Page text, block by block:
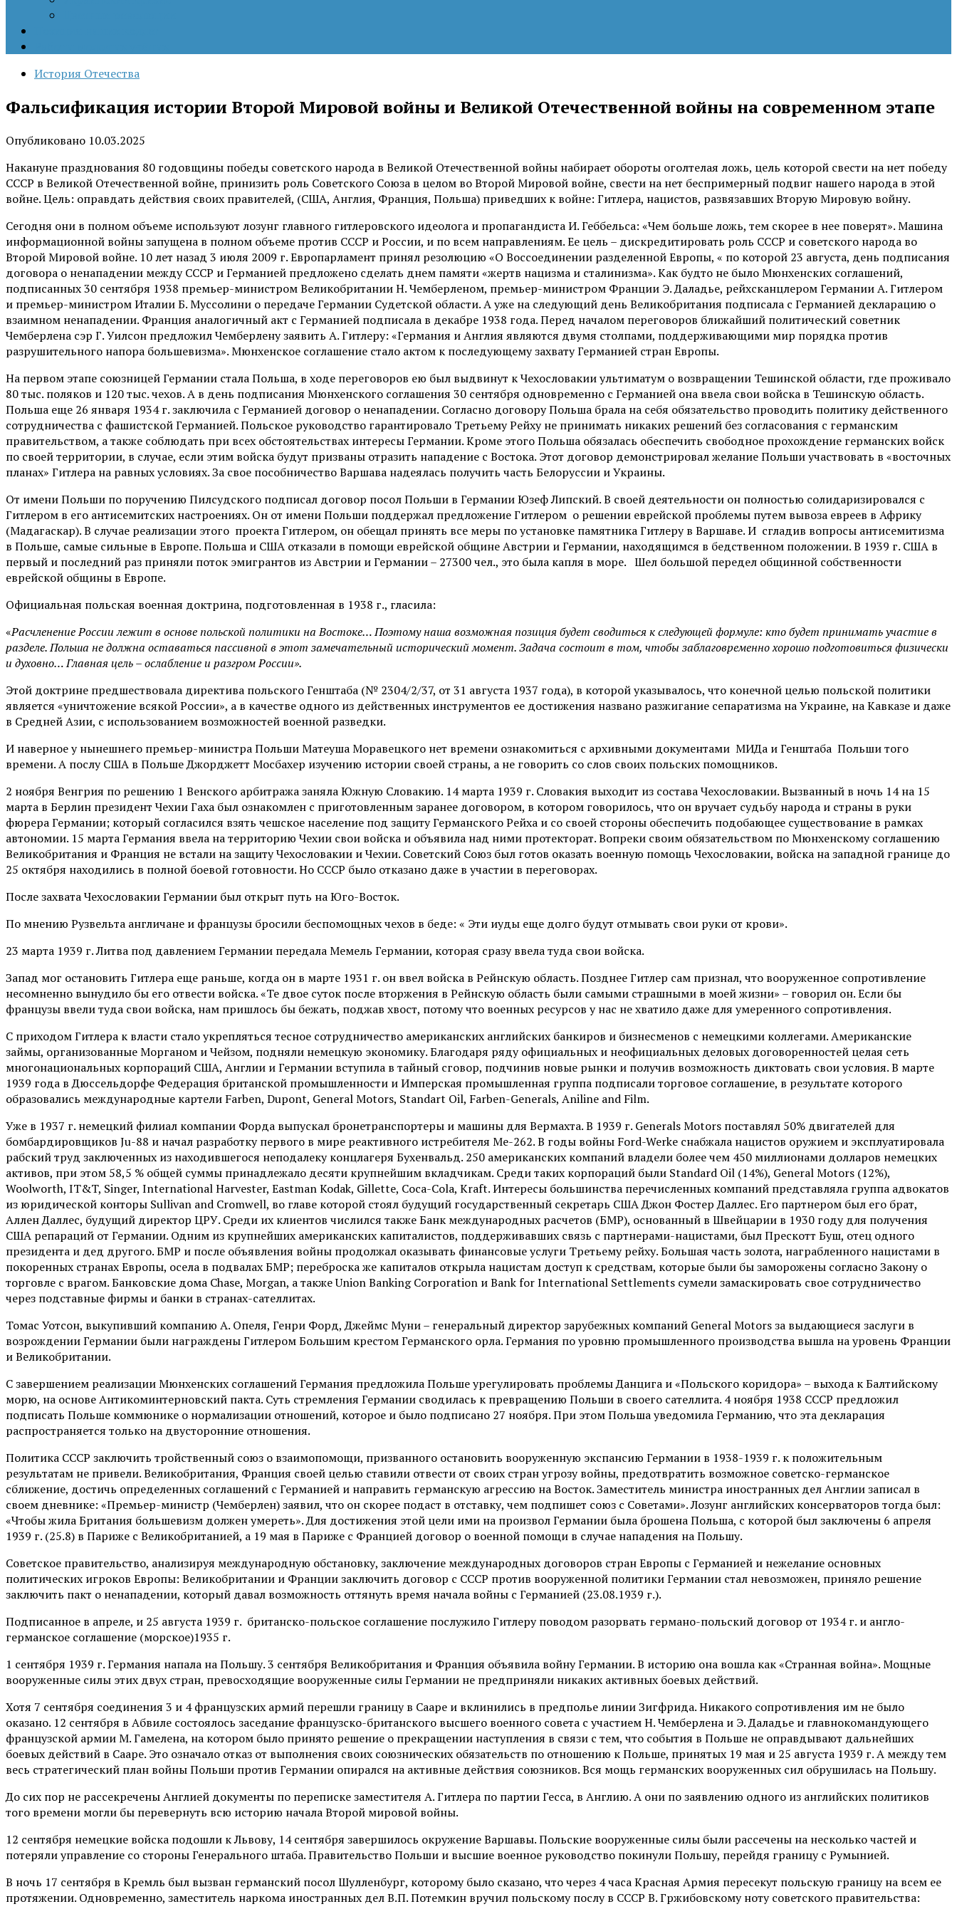
История Отечества
Фальсификация истории Второй Мировой войны и Великой Отечественной войны на современном этапе
Опубликовано 10.03.2025
Накануне празднования 80 годовщины победы советского народа в Великой Отечественной войны набирает обороты оголтелая ложь, цель которой свести на нет победу
СССР в Великой Отечественной войне, принизить роль Советского Союза в целом во Второй Мировой войне, свести на нет беспримерный подвиг нашего народа в этой
войне. Цель: оправдать действия своих правителей, (США, Англия, Франция, Польша) приведших к войне: Гитлера, нацистов, развязавших Вторую Мировую войну.
Сегодня они в полном объеме используют лозунг главного гитлеровского идеолога и пропагандиста И. Геббельса: «Чем больше ложь, тем скорее в нее поверят». Машина
информационной войны запущена в полном объеме против СССР и России, и по всем направлениям. Ее цель – дискредитировать роль СССР и советского народа во
Второй Мировой войне. 10 лет назад 3 июля 2009 г. Европарламент принял резолюцию «О Воссоединении разделенной Европы, « по которой 23 августа, день подписания
договора о ненападении между СССР и Германией предложено сделать днем памяти «жертв нацизма и сталинизма». Как будто не было Мюнхенских соглашений,
подписанных 30 сентября 1938 премьер-министром Великобритании Н. Чемберленом, премьер-министром Франции Э. Даладье, рейхсканцлером Германии А. Гитлером
и премьер-министром Италии Б. Муссолини о передаче Германии Судетской области. А уже на следующий день Великобритания подписала с Германией декларацию о
взаимном ненападении. Франция аналогичный акт с Германией подписала в декабре 1938 года. Перед началом переговоров ближайший политический советник
Чемберлена сэр Г. Уилсон предложил Чемберлену заявить А. Гитлеру: «Германия и Англия являются двумя столпами, поддерживающими мир порядка против
разрушительного напора большевизма». Мюнхенское соглашение стало актом к последующему захвату Германией стран Европы.
На первом этапе союзницей Германии стала Польша, в ходе переговоров ею был выдвинут к Чехословакии ультиматум о возвращении Тешинской области, где проживало
80 тыс. поляков и 120 тыс. чехов. А в день подписания Мюнхенского соглашения 30 сентября одновременно с Германией она ввела свои войска в Тешинскую область.
Польша еще 26 января 1934 г. заключила с Германией договор о ненападении. Согласно договору Польша брала на себя обязательство проводить политику действенного
сотрудничества с фашистской Германией. Польское руководство гарантировало Третьему Рейху не принимать никаких решений без согласования с германским
правительством, а также соблюдать при всех обстоятельствах интересы Германии. Кроме этого Польша обязалась обеспечить свободное прохождение германских войск
по своей территории, в случае, если этим войска будут призваны отразить нападение с Востока. Этот договор демонстрировал желание Польши участвовать в «восточных
планах» Гитлера на равных условиях. За свое пособничество Варшава надеялась получить часть Белоруссии и Украины.
От имени Польши по поручению Пилсудского подписал договор посол Польши в Германии Юзеф Липский. В своей деятельности он полностью солидаризировался с
Гитлером в его антисемитских настроениях. Он от имени Польши поддержал предложение Гитлером о решении еврейской проблемы путем вывоза евреев в Африку
(Мадагаскар). В случае реализации этого проекта Гитлером, он обещал принять все меры по установке памятника Гитлеру в Варшаве. И сгладив вопросы антисемитизма
в Польше, самые сильные в Европе. Польша и США отказали в помощи еврейской общине Австрии и Германии, находящимся в бедственном положении. В 1939 г. США в
первый и последний раз приняли поток эмигрантов из Австрии и Германии – 27300 чел., это была капля в море. Шел большой передел общинной собственности
еврейской общины в Европе.
Официальная польская военная доктрина, подготовленная в 1938 г., гласила:
«Расчленение России лежит в основе польской политики на Востоке… Поэтому наша возможная позиция будет сводиться к следующей формуле: кто будет принимать участие в
разделе. Польша не должна оставаться пассивной в этот замечательный исторический момент. Задача состоит в том, чтобы заблаговременно хорошо подготовиться физически
и духовно… Главная цель – ослабление и разгром России».
Этой доктрине предшествовала директива польского Генштаба (№ 2304/2/37, от 31 августа 1937 года), в которой указывалось, что конечной целью польской политики
является «уничтожение всякой России», а в качестве одного из действенных инструментов ее достижения названо разжигание сепаратизма на Украине, на Кавказе и даже
в Средней Азии, с использованием возможностей военной разведки.
И наверное у нынешнего премьер-министра Польши Матеуша Моравецкого нет времени ознакомиться с архивными документами МИДа и Генштаба Польши того
времени. А послу США в Польше Джорджетт Мосбахер изучению истории своей страны, а не говорить со слов своих польских помощников.
2 ноября Венгрия по решению 1 Венского арбитража заняла Южную Словакию. 14 марта 1939 г. Словакия выходит из состава Чехословакии. Вызванный в ночь 14 на 15
марта в Берлин президент Чехии Гаха был ознакомлен с приготовленным заранее договором, в котором говорилось, что он вручает судьбу народа и страны в руки
фюрера Германии; который согласился взять чешское население под защиту Германского Рейха и со своей стороны обеспечить подобающее существование в рамках
автономии. 15 марта Германия ввела на территорию Чехии свои войска и объявила над ними протекторат. Вопреки своим обязательством по Мюнхенскому соглашению
Великобритания и Франция не встали на защиту Чехословакии и Чехии. Советский Союз был готов оказать военную помощь Чехословакии, войска на западной границе до
25 октября находились в полной боевой готовности. Но СССР было отказано даже в участии в переговорах.
После захвата Чехословакии Германии был открыт путь на Юго-Восток.
По мнению Рузвельта англичане и французы бросили беспомощных чехов в беде: « Эти иуды еще долго будут отмывать свои руки от крови».
23 марта 1939 г. Литва под давлением Германии передала Мемель Германии, которая сразу ввела туда свои войска.
Запад мог остановить Гитлера еще раньше, когда он в марте 1931 г. он ввел войска в Рейнскую область. Позднее Гитлер сам признал, что вооруженное сопротивление
несомненно вынудило бы его отвести войска. «Те двое суток после вторжения в Рейнскую область были самыми страшными в моей жизни» – говорил он. Если бы
французы ввели туда свои войска, нам пришлось бы бежать, поджав хвост, потому что военных ресурсов у нас не хватило даже для умеренного сопротивления.
С приходом Гитлера к власти стало укрепляться тесное сотрудничество американских английских банкиров и бизнесменов с немецкими коллегами. Американские
займы, организованные Морганом и Чейзом, подняли немецкую экономику. Благодаря ряду официальных и неофициальных деловых договоренностей целая сеть
многонациональных корпораций США, Англии и Германии вступила в тайный сговор, подчинив новые рынки и получив возможность диктовать свои условия. В марте
1939 года в Дюссельдорфе Федерация британской промышленности и Имперская промышленная группа подписали торговое соглашение, в результате которого
образовались международные картели Farben, Dupont, General Motors, Standart Oil, Farben-Generals, Aniline and Film.
Уже в 1937 г. немецкий филиал компании Форда выпускал бронетранспортеры и машины для Вермахта. В 1939 г. Generals Motors поставлял 50% двигателей для
бомбардировщиков Ju-88 и начал разработку первого в мире реактивного истребителя Me-262. В годы войны Ford-Werke снабжала нацистов оружием и эксплуатировала
рабский труд заключенных из находившегося неподалеку концлагеря Бухенвальд. 250 американских компаний владели более чем 450 миллионами долларов немецких
активов, при этом 58,5 % общей суммы принадлежало десяти крупнейшим вкладчикам. Среди таких корпораций были Standard Oil (14%), General Motors (12%),
Woolworth, IT&T, Singer, International Harvester, Eastman Kodak, Gillette, Coca-Cola, Kraft. Интересы большинства перечисленных компаний представляла группа адвокатов
из юридической конторы Sullivan and Cromwell, во главе которой стоял будущий государственный секретарь США Джон Фостер Даллес. Его партнером был его брат,
Аллен Даллес, будущий директор ЦРУ. Среди их клиентов числился также Банк международных расчетов (БМР), основанный в Швейцарии в 1930 году для получения
США репараций от Германии. Одним из крупнейших американских капиталистов, поддерживавших связь с партнерами-нацистами, был Прескотт Буш, отец одного
президента и дед другого. БМР и после объявления войны продолжал оказывать финансовые услуги Третьему рейху. Большая часть золота, награбленного нацистами в
покоренных странах Европы, осела в подвалах БМР; переброска же капиталов открыла нацистам доступ к средствам, которые были бы заморожены согласно Закону о
торговле с врагом. Банковские дома Chase, Morgan, а также Union Banking Corporation и Bank for International Settlements сумели замаскировать свое сотрудничество
через подставные фирмы и банки в странах-сателлитах.
Томас Уотсон, выкупивший компанию А. Опеля, Генри Форд, Джеймс Муни – генеральный директор зарубежных компаний General Motors за выдающиеся заслуги в
возрождении Германии были награждены Гитлером Большим крестом Германского орла. Германия по уровню промышленного производства вышла на уровень Франции
и Великобритании.
С завершением реализации Мюнхенских соглашений Германия предложила Польше урегулировать проблемы Данцига и «Польского коридора» – выхода к Балтийскому
морю, на основе Антикоминтерновский пакта. Суть стремления Германии сводилась к превращению Польши в своего сателлита. 4 ноября 1938 СССР предложил
подписать Польше коммюнике о нормализации отношений, которое и было подписано 27 ноября. При этом Польша уведомила Германию, что эта декларация
распространяется только на двусторонние отношения.
Политика СССР заключить тройственный союз о взаимопомощи, призванного остановить вооруженную экспансию Германии в 1938-1939 г. к положительным
результатам не привели. Великобритания, Франция своей целью ставили отвести от своих стран угрозу войны, предотвратить возможное советско-германское
сближение, достичь определенных соглашений с Германией и направить германскую агрессию на Восток. Заместитель министра иностранных дел Англии записал в
своем дневнике: «Премьер-министр (Чемберлен) заявил, что он скорее подаст в отставку, чем подпишет союз с Советами». Лозунг английских консерваторов тогда был:
«Чтобы жила Британия большевизм должен умереть». Для достижения этой цели ими на произвол Германии была брошена Польша, с которой был заключены 6 апреля
1939 г. (25.8) в Париже с Великобританией, а 19 мая в Париже с Францией договор о военной помощи в случае нападения на Польшу.
Советское правительство, анализируя международную обстановку, заключение международных договоров стран Европы с Германией и нежелание основных
политических игроков Европы: Великобритании и Франции заключить договор с СССР против вооруженной политики Германии стал невозможен, приняло решение
заключить пакт о ненападении, который давал возможность оттянуть время начала войны с Германией (23.08.1939 г.).
Подписанное в апреле, и 25 августа 1939 г. британско-польское соглашение послужило Гитлеру поводом разорвать германо-польский договор от 1934 г. и англо-
германское соглашение (морское)1935 г.
1 сентября 1939 г. Германия напала на Польшу. 3 сентября Великобритания и Франция объявила войну Германии. В историю она вошла как «Странная война». Мощные
вооруженные силы этих двух стран, превосходящие вооруженные силы Германии не предприняли никаких активных боевых действий.
Хотя 7 сентября соединения 3 и 4 французских армий перешли границу в Сааре и вклинились в предполье линии Зигфрида. Никакого сопротивления им не было
оказано. 12 сентября в Абвиле состоялось заседание французско-британского высшего военного совета с участием Н. Чемберлена и Э. Даладье и главнокомандующего
французской армии М. Гамелена, на котором было принято решение о прекращении наступления в связи с тем, что события в Польше не оправдывают дальнейших
боевых действий в Сааре. Это означало отказ от выполнения своих союзнических обязательств по отношению к Польше, принятых 19 мая и 25 августа 1939 г. А между тем
весь стратегический план войны Польши против Германии опирался на активные действия союзников. Вся мощь германских вооруженных сил обрушилась на Польшу.
До сих пор не рассекречены Англией документы по переписке заместителя А. Гитлера по партии Гесса, в Англию. А они по заявлению одного из английских политиков
того времени могли бы перевернуть всю историю начала Второй мировой войны.
12 сентября немецкие войска подошли к Львову, 14 сентября завершилось окружение Варшавы. Польские вооруженные силы были рассечены на несколько частей и
потеряли управление со стороны Генерального штаба. Правительство Польши и высшие военное руководство покинули Польшу, перейдя границу с Румынией.
В ночь 17 сентября в Кремль был вызван германский посол Шулленбург, которому было сказано, что через 4 часа Красная Армия пересекут польскую границу на всем ее
протяжении. Одновременно, заместитель наркома иностранных дел В.П. Потемкин вручил польскому послу в СССР В. Гржибовскому ноту советского правительства: